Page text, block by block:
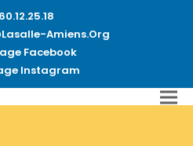
Amiens.org
Facebook
Instagram